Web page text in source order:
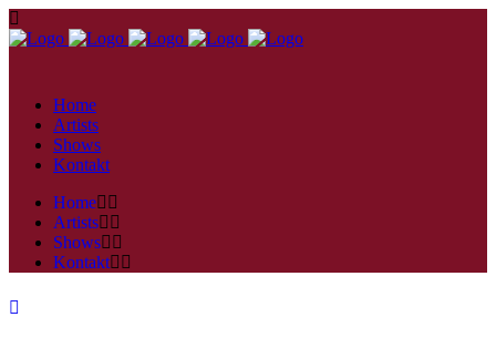
Home
Artists
Shows
Kontakt
Home
Artists
Shows
Kontakt